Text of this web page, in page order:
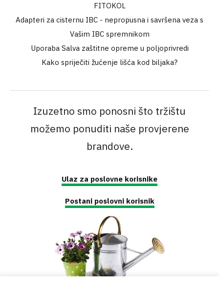
FITOKOL
Adapteri za cisternu IBC - nepropusna i savršena veza s
Vašim IBC spremnikom
Uporaba Salva zaštitne opreme u poljoprivredi
Kako spriječiti žućenje lišća kod biljaka?
Izuzetno smo ponosni što tržištu
možemo ponuditi naše provjerene
brandove.
Ulaz za poslovne korisnike
Postani poslovni korisnik